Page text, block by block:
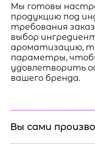
Мы готовы
продукцию под
требования
выбор
ароматизацию,
параметры,
удовлетворить
вашего бренда.
Вы сами